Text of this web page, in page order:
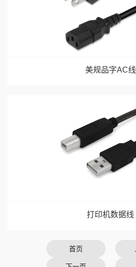
美规品字AC线
打印机数据线
首页